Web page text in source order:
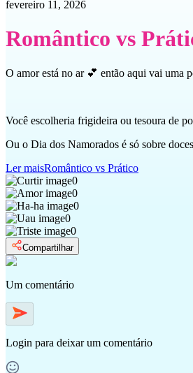
fevereiro 11, 2026
Romântico vs
O amor está no ar 💕 então aqui vai uma
Você escolheria frigideira ou tesoura de
Ou o Dia dos Namorados é só sobre
Ler maisRomântico vs Prático
0
0
0
0
0
Compartilhar
Um comentário
Login para deixar um comentário